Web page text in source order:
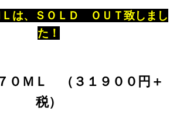
は、ＳＯＬＤ ＯＵＴ致しまし
た！
０ＭＬ （３１９００円＋
税）